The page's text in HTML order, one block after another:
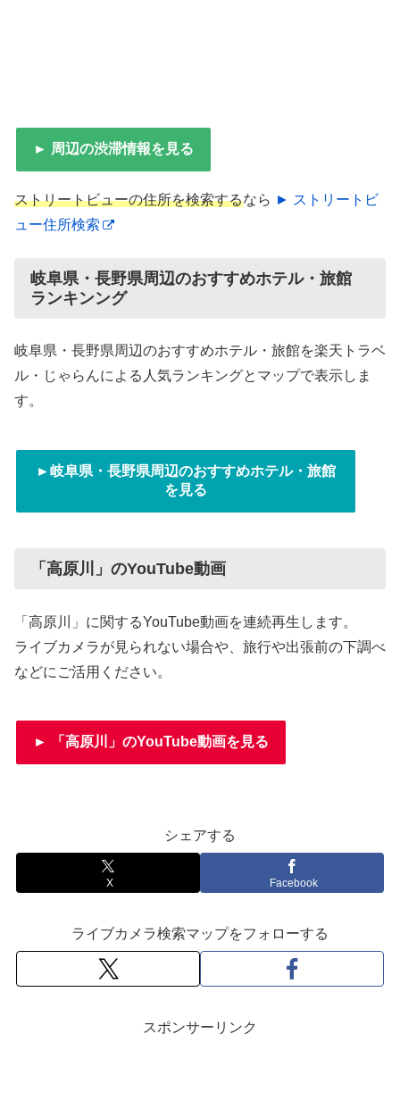
► 周辺の渋滞情報を見る
ストリートビューの住所を検索するなら ► ストリートビ
ュー住所検索
岐阜県・長野県周辺のおすすめホテル・旅館
ランキンング
岐阜県・長野県周辺のおすすめホテル・旅館を楽天トラベ
ル・じゃらんによる人気ランキングとマップで表示しま
す。
►岐阜県・長野県周辺のおすすめホテル・旅館
を見る
「高原川」のYouTube動画
「高原川」に関するYouTube動画を連続再生します。
ライブカメラが見られない場合や、旅行や出張前の下調べ
などにご活用ください。
► 「高原川」のYouTube動画を見る
シェアする
X Facebook
ライブカメラ検索マップをフォローする
スポンサーリンク